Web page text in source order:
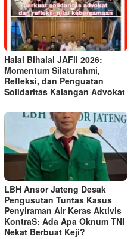
Halal Bihalal JAFli 2026:
Momentum Silaturahmi,
Refleksi, dan Penguatan
Solidaritas Kalangan Advokat
LBH Ansor Jateng Desak
Pengusutan Tuntas Kasus
Penyiraman Air Keras Aktivis
KontraS: Ada Apa Oknum TNI
Nekat Berbuat Keji?